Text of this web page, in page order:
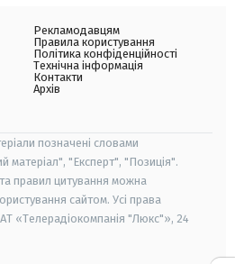
Рекламодавцям
Правила користування
Політика конфіденційності
Технічна інформація
Контакти
Архів
позначені словами
матеріал", "Експерт", "Позиція".
правил цитування можна
сайтом. Усі права
«Телерадіокомпанія "Люкс"», 24